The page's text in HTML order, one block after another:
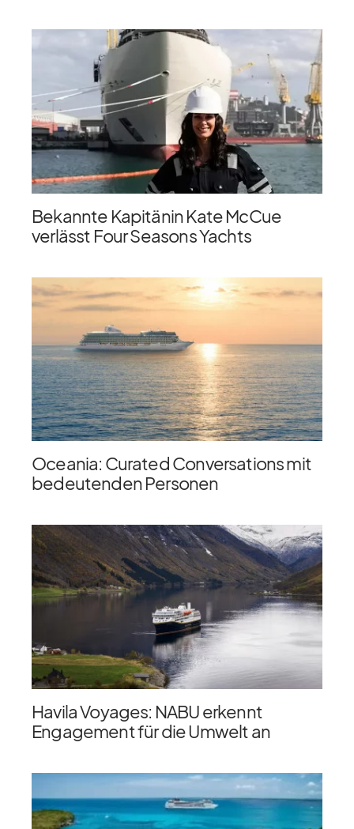
Bekannte Kapitänin Kate McCue
verlässt Four Seasons Yachts
Oceania: Curated Conversations mit
bedeutenden Personen
Havila Voyages: NABU erkennt
Engagement für die Umwelt an